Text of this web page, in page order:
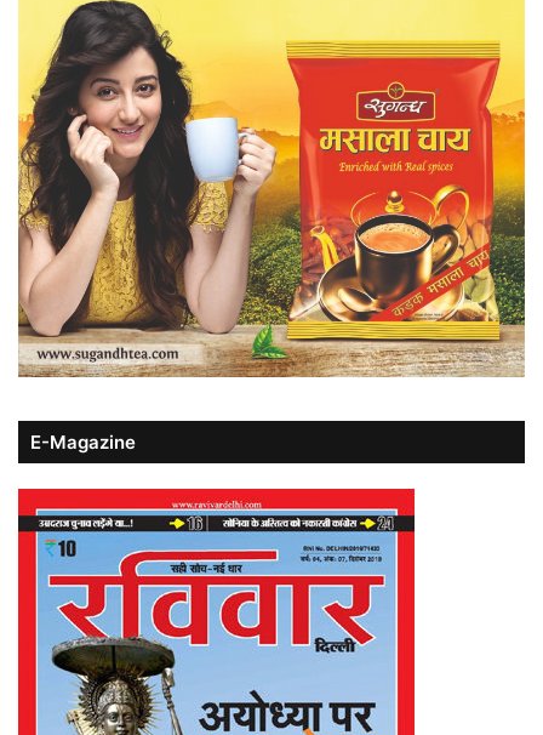
E-Magazine